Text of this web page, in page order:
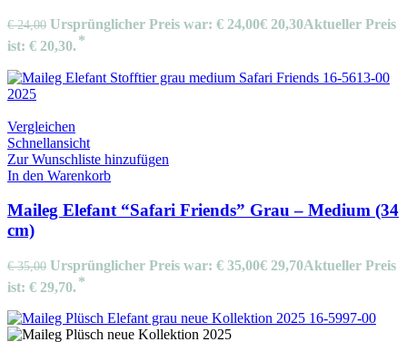
€24,00 Ursprünglicher Preis war: € 24,00€ 20,30Aktueller Preis
ist: € 20,30.
Vergleichen
Schnellansicht
Zur Wunschliste hinzufügen
In den Warenkorb
Maileg Elefant “Safari Friends” Grau – Medium (34
cm)
€35,00 Ursprünglicher Preis war: € 35,00€ 29,70Aktueller Preis
ist: € 29,70.